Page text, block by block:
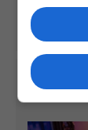
Project
ÚLTIMAS